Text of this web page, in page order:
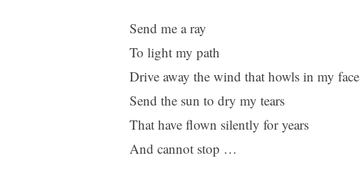
Send me a ray
To light my path
Drive away the wind that howls in my face
Send the sun to dry my tears
That have flown silently for years
And cannot stop …